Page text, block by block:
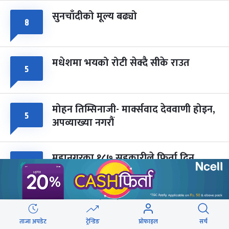
८ सुनचाँदीको मूल्य बढ्यो
५ मधेशमा भयको रोटी सेक्दै सीके राउत
५ मोहन तिम्सिनाजी- मार्क्सवाद देववाणी होइन,
अपव्याख्या नगरौं
५ महानगरका १८७ सहकारीले फिर्ता दिन
सकेनन् सवा ८ अर्ब
४ राजमार्ग दायाँबायाँका जग्गामा लाग्ने विकास
कर ५ प्रतिशत बिन्दु बढाइँदै
ताजा अपडेट ट्रेन्डिङ प्रोफाइल सर्च